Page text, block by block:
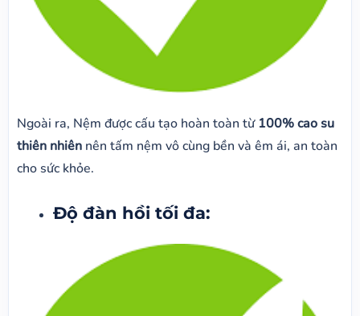
Ngoài ra, Nệm được cấu tạo hoàn toàn từ100% cao su
thiên nhiên nên tấm nệm vô cùng bền và êm ái, an toàn
cho sức khỏe.
Độ đàn hồi tối đa: